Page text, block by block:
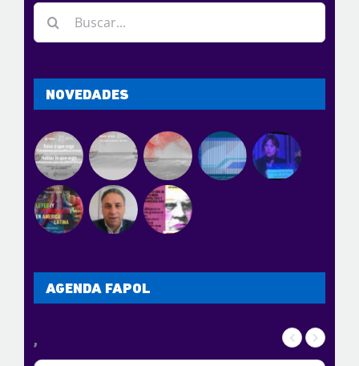
Buscar:
NOVEDADES
AGENDA FAPOL
,